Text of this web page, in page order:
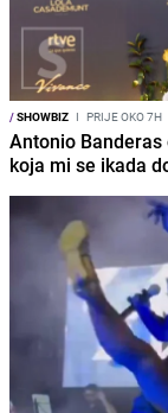
/SHOWBIZ I PRIJE OKO 7H
Antonio
koja mi se ikada